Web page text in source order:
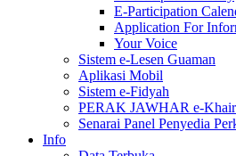
E-Participation
Application For
Your Voice
Sistem e-Lesen Guaman
Aplikasi Mobil
Sistem e-Fidyah
PERAK JAWHAR e-
Senarai Panel Penyedia
Info